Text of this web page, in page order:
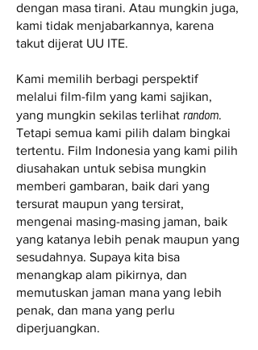
dengan masa tirani. Atau mungkin juga,
kami tidak menjabarkannya, karena
takut dijerat UU ITE.
Kami memilih berbagi perspektif
melalui film-film yang kami sajikan,
yang mungkin sekilas terlihat random.
Tetapi semua kami pilih dalam bingkai
tertentu. Film Indonesia yang kami pilih
diusahakan untuk sebisa mungkin
memberi gambaran, baik dari yang
tersurat maupun yang tersirat,
mengenai masing-masing jaman, baik
yang katanya lebih penak maupun yang
sesudahnya. Supaya kita bisa
menangkap alam pikirnya, dan
memutuskan jaman mana yang lebih
penak, dan mana yang perlu
diperjuangkan.